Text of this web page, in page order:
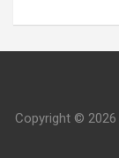
Copyright © 2026